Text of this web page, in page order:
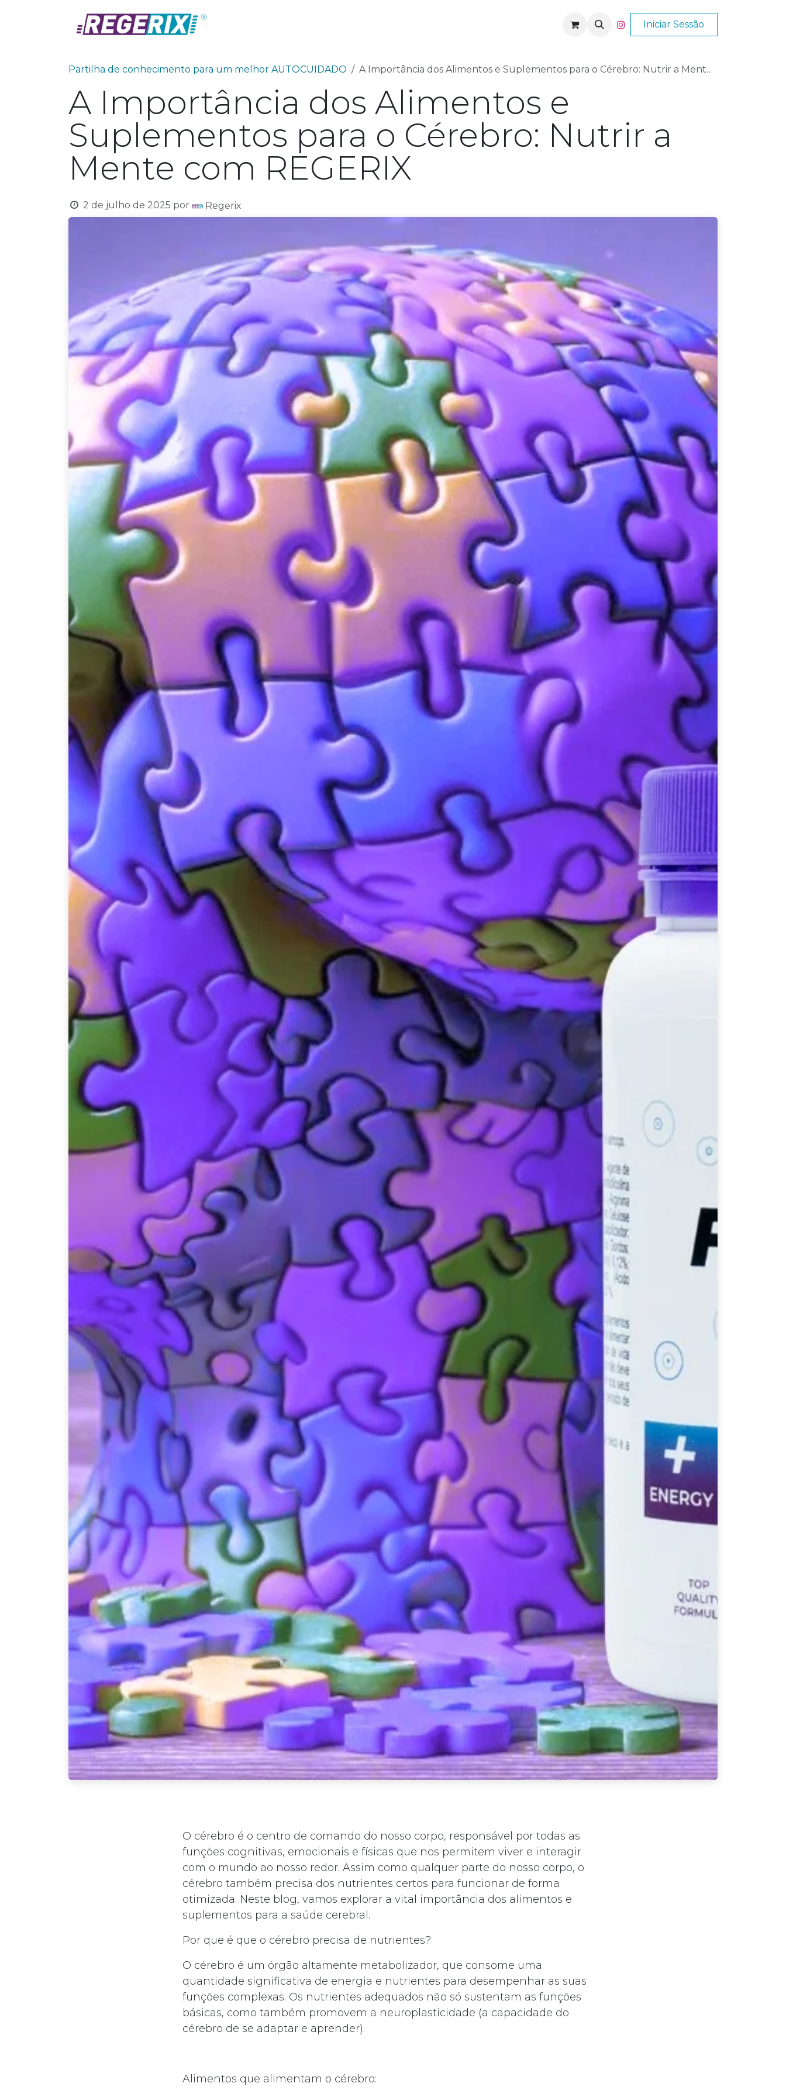
Ajuda Iniciar Sessão
Partilha de conhecimento para um melhor AUTOCUIDADO A Importância dos Alimentos e Suplementos para o Cérebro: Nutrir a Mente com REGERIX
A Importância dos Alimentos e
Suplementos para o Cérebro: Nutrir a
Mente com REGERIX
2 de julho de 2025 por Regerix
O cérebro é o centro de comando do nosso corpo, responsável por todas as
funções cognitivas, emocionais e físicas que nos permitem viver e interagir
com o mundo ao nosso redor. Assim como qualquer parte do nosso corpo, o
cérebro também precisa dos nutrientes certos para funcionar de forma
otimizada. Neste blog, vamos explorar a vital importância dos alimentos e
suplementos para a saúde cerebral.
Por que é que o cérebro precisa de nutrientes?
O cérebro é um órgão altamente metabolizador, que consome uma
quantidade significativa de energia e nutrientes para desempenhar as suas
funções complexas. Os nutrientes adequados não só sustentam as funções
básicas, como também promovem a neuroplasticidade (a capacidade do
cérebro de se adaptar e aprender).
Alimentos que alimentam o cérebro: